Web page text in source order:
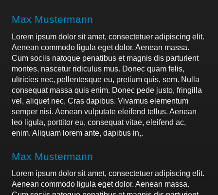
Max Mustermann
Lorem ipsum dolor sit amet, consectetuer adipiscing elit.
Aenean commodo ligula eget dolor. Aenean massa.
Cum sociis natoque penatibus et magnis dis parturient
montes, nascetur ridiculus mus. Donec quam felis,
ultricies nec, pellentesque eu, pretium quis, sem. Nulla
consequat massa quis enim. Donec pede justo, fringilla
vel, aliquet nec, Cras dapibus. Vivamus elementum
semper nisi. Aenean vulputate eleifend tellus. Aenean
leo ligula, porttitor eu, consequat vitae, eleifend ac,
enim. Aliquam lorem ante, dapibus in,.
Max Mustermann
Lorem ipsum dolor sit amet, consectetuer adipiscing elit.
Aenean commodo ligula eget dolor. Aenean massa.